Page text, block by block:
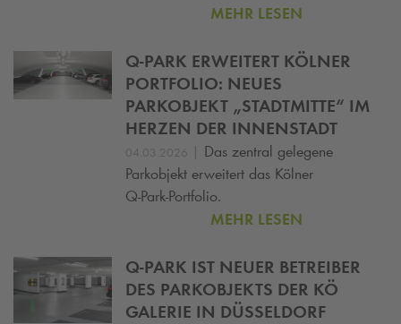
MEHR LESEN
Q-PARK ERWEITERT KÖLNER
PORTFOLIO: NEUES
PARKOBJEKT „STADTMITTE“ IM
HERZEN DER INNENSTADT
04.03.2026 | Das zentral gelegene
Parkobjekt erweitert das Kölner
Q‑Park‑Portfolio.
MEHR LESEN
Q-PARK IST NEUER BETREIBER
DES PARKOBJEKTS DER KÖ
GALERIE IN DÜSSELDORF